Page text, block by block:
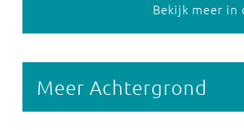
Bekijk meer in
Meer Achtergrond